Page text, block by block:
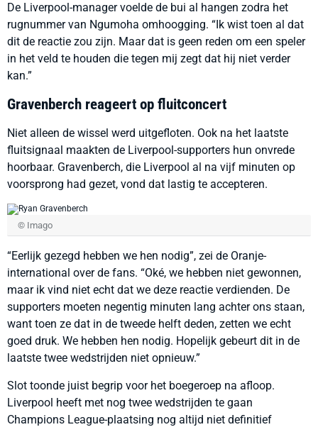
De Liverpool-manager voelde de bui al hangen zodra het
rugnummer van Ngumoha omhoogging. “Ik wist toen al dat
dit de reactie zou zijn. Maar dat is geen reden om een speler
in het veld te houden die tegen mij zegt dat hij niet verder
kan.”
Gravenberch reageert op fluitconcert
Niet alleen de wissel werd uitgefloten. Ook na het laatste
fluitsignaal maakten de Liverpool-supporters hun onvrede
hoorbaar. Gravenberch, die Liverpool al na vijf minuten op
voorsprong had gezet, vond dat lastig te accepteren.
© Imago
“Eerlijk gezegd hebben we hen nodig”, zei de Oranje-
international over de fans. “Oké, we hebben niet gewonnen,
maar ik vind niet echt dat we deze reactie verdienden. De
supporters moeten negentig minuten lang achter ons staan,
want toen ze dat in de tweede helft deden, zetten we echt
goed druk. We hebben hen nodig. Hopelijk gebeurt dit in de
laatste twee wedstrijden niet opnieuw.”
Slot toonde juist begrip voor het boegeroep na afloop.
Liverpool heeft met nog twee wedstrijden te gaan
Champions League-plaatsing nog altijd niet definitief